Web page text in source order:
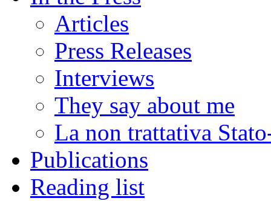
Articles
Press Releases
Interviews
They say about me
La non trattativa
Publications
Reading list